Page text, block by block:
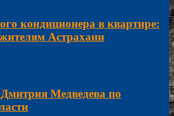
кондиционера в квартире:
Астрахани
Медведева по